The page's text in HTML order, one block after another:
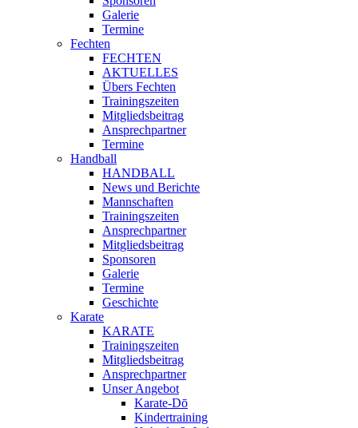
Galerie
Termine
Fechten
FECHTEN
AKTUELLES
Übers Fechten
Trainingszeiten
Mitgliedsbeitrag
Ansprechpartner
Termine
Handball
HANDBALL
News und Berichte
Mannschaften
Trainingszeiten
Ansprechpartner
Mitgliedsbeitrag
Sponsoren
Galerie
Termine
Geschichte
Karate
KARATE
Trainingszeiten
Mitgliedsbeitrag
Ansprechpartner
Unser Angebot
Karate-Dō
Kindertraining